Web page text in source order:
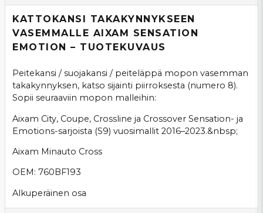
KATTOKANSI TAKAKYNNYKSEEN
VASEMMALLE AIXAM SENSATION
EMOTION – TUOTEKUVAUS
Peitekansi / suojakansi / peiteläppä mopon vasemman
takakynnyksen, katso sijainti piirroksesta (numero 8).
Sopii seuraaviin mopon malleihin:
Aixam City, Coupe, Crossline ja Crossover Sensation- ja
Emotions-sarjoista (S9) vuosimallit 2016–2023.&nbsp;
Aixam Minauto Cross
OEM: 760BF193
Alkuperäinen osa